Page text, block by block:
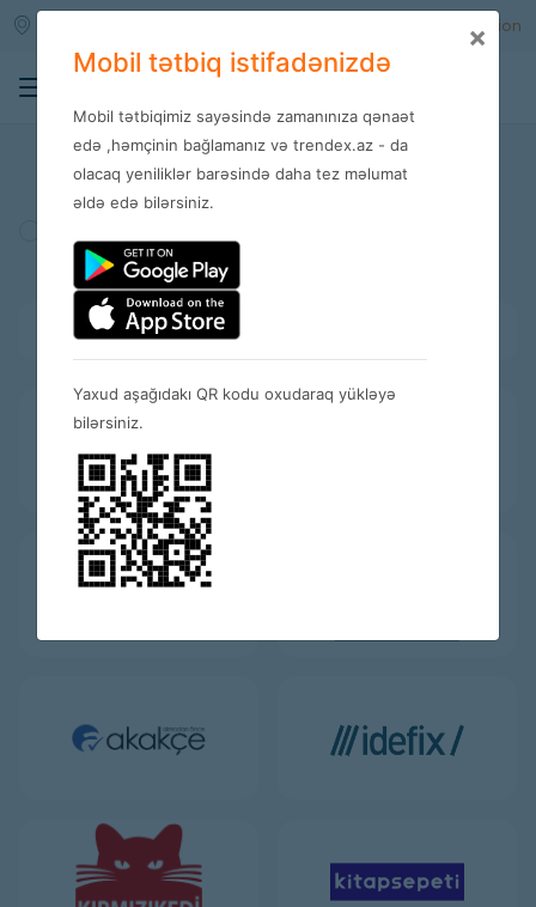
Registration
Stores
Bütün kateqoriyalar
×
Mobil tətbiq istifadənizdə
Mobil tətbiqimiz sayəsində zamanınıza qənaət
edə ,həmçinin bağlamanız və trendex.az - da
olacaq yeniliklər barəsində daha tez məlumat
əldə edə bilərsiniz.
Yaxud aşağıdakı QR kodu oxudaraq yükləyə
bilərsiniz.